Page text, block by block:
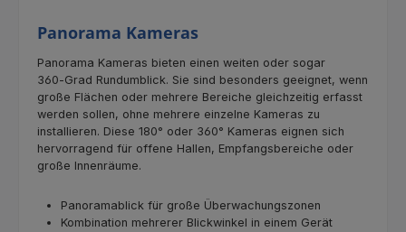
Panorama Kameras
Panorama Kameras bieten einen weiten oder sogar
360‑Grad Rundumblick. Sie sind besonders geeignet, wenn
große Flächen oder mehrere Bereiche gleichzeitig erfasst
werden sollen, ohne mehrere einzelne Kameras zu
installieren. Diese 180° oder 360° Kameras eignen sich
hervorragend für offene Hallen, Empfangsbereiche oder
große Innenräume.
Panoramablick für große Überwachungszonen
Kombination mehrerer Blickwinkel in einem Gerät